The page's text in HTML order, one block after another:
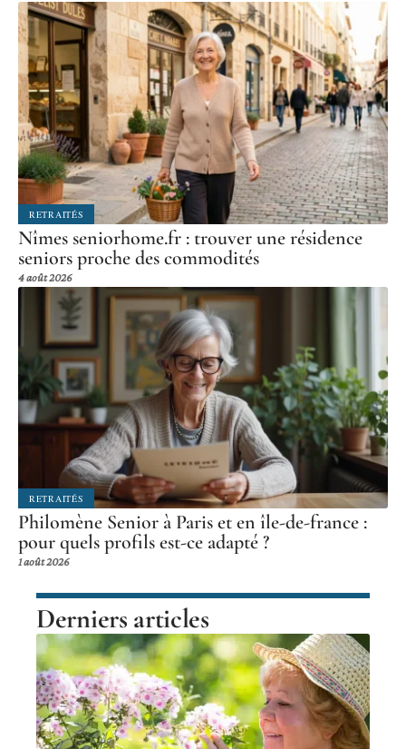
RETRAITÉS
Nîmes seniorhome.fr : trouver une résidence
seniors proche des commodités
4 août 2026
RETRAITÉS
Philomène Senior à Paris et en île-de-france :
pour quels profils est-ce adapté ?
1 août 2026
Derniers articles